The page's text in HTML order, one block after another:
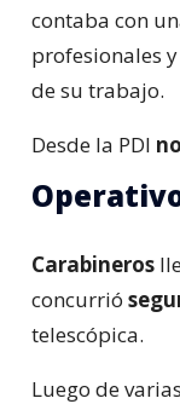
contaba con
profesionales
de su trabajo.
Desde la PDI
Carabineros
concurrió
telescópica.
Luego de